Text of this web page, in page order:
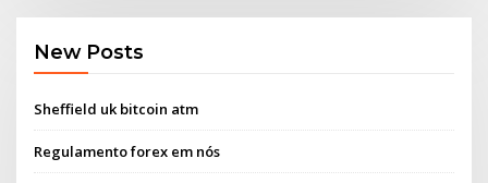
New Posts
Sheffield uk bitcoin atm
Regulamento forex em nós